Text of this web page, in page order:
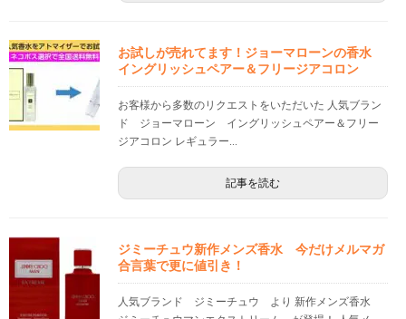
お試しが売れてます！ジョーマローンの香水
イングリッシュペアー＆フリージアコロン
お客様から多数のリクエストをいただいた 人気ブラン
ド ジョーマローン イングリッシュペアー＆フリー
ジアコロン レギュラー...
記事を読む
ジミーチュウ新作メンズ香水 今だけメルマガ
合言葉で更に値引き！
人気ブランド ジミーチュウ より 新作メンズ香水